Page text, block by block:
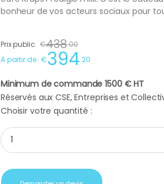
bonheur de vos acteurs sociaux pour
Prix public €438.00
A partir de €394.20
Minimum de commande 1500 € HT
Réservés aux CSE, Entreprises et
Choisir votre quantité :
Machine à café Krups Prodigio milk